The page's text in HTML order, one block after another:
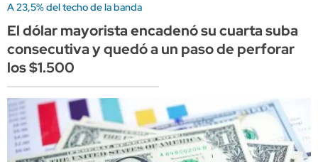
A 23,5% del techo de la banda
El dólar mayorista encadenó su cuarta suba
consecutiva y quedó a un paso de perforar
los $1.500